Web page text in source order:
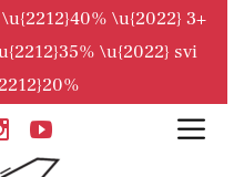
\u{2022} 3+
\u{2022} svi